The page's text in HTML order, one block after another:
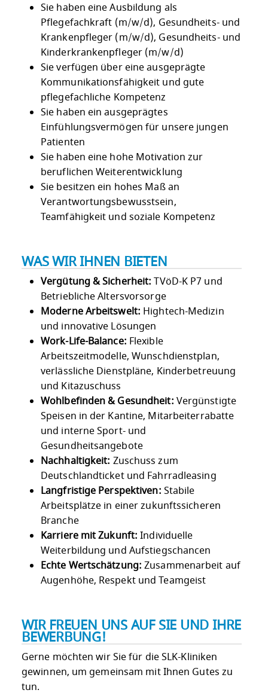
Sie haben eine Ausbildung als
Pflegefachkraft (m/w/d), Gesundheits- und
Krankenpfleger (m/w/d), Gesundheits- und
Kinderkrankenpfleger (m/w/d)
Sie verfügen über eine ausgeprägte
Kommunikationsfähigkeit und gute
pflegefachliche Kompetenz
Sie haben ein ausgeprägtes
Einfühlungsvermögen für unsere jungen
Patienten
Sie haben eine hohe Motivation zur
beruflichen Weiterentwicklung
Sie besitzen ein hohes Maß an
Verantwortungsbewusstsein,
Teamfähigkeit und soziale Kompetenz
WAS WIR IHNEN BIETEN
Vergütung & Sicherheit: TVöD-K P7 und
Betriebliche Altersvorsorge
Moderne Arbeitswelt: Hightech-Medizin
und innovative Lösungen
Work-Life-Balance: Flexible
Arbeitszeitmodelle, Wunschdienstplan,
verlässliche Dienstpläne, Kinderbetreuung
und Kitazuschuss
Wohlbefinden & Gesundheit: Vergünstigte
Speisen in der Kantine, Mitarbeiterrabatte
und interne Sport- und
Gesundheitsangebote
Nachhaltigkeit: Zuschuss zum
Deutschlandticket und Fahrradleasing
Langfristige Perspektiven: Stabile
Arbeitsplätze in einer zukunftssicheren
Branche
Karriere mit Zukunft: Individuelle
Weiterbildung und Aufstiegschancen
Echte Wertschätzung: Zusammenarbeit auf
Augenhöhe, Respekt und Teamgeist
WIR FREUEN UNS AUF SIE UND IHRE
BEWERBUNG!
Gerne möchten wir Sie für die SLK-Kliniken
gewinnen, um gemeinsam mit Ihnen Gutes zu
tun.